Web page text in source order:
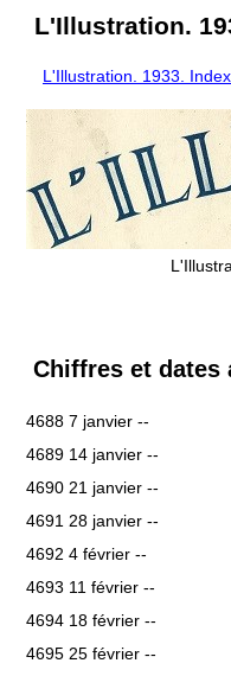
L'Illustration.
L'Illustration. 1933.
Chiffres et dates
4688 7 janvier --
4689 14 janvier --
4690 21 janvier --
4691 28 janvier --
4692 4 février --
4693 11 février --
4694 18 février --
4695 25 février --